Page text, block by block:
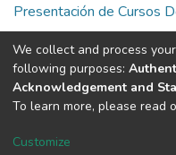
Presentación de Cursos
Full item page
Av. Plutarco Elías Calles
Chih., Méx. C.P.
We collect and process
following purposes:
Acknowledgement and
To learn more, please read
Customize